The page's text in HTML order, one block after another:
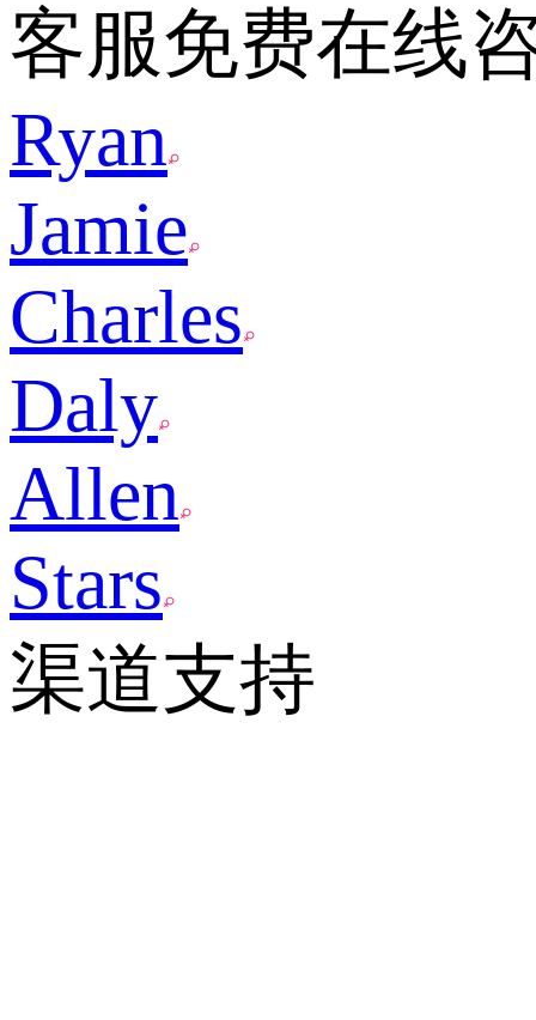
客服免费在线
Ryan
Jamie
Charles
Daly
Allen
Stars
渠道支持